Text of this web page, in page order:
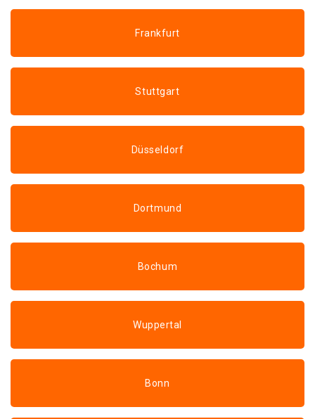
Frankfurt
Stuttgart
Düsseldorf
Dortmund
Bochum
Wuppertal
Bonn